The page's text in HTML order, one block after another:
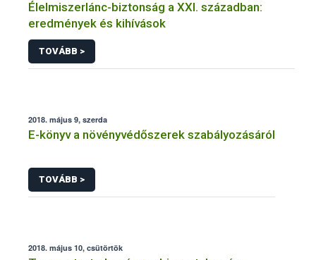
Élelmiszerlánc-biztonság a XXI. században:
eredmények és kihívások
TOVÁBB >
2018. május 9, szerda
E-könyv a növényvédőszerek szabályozásáról
TOVÁBB >
2018. május 10, csütörtök